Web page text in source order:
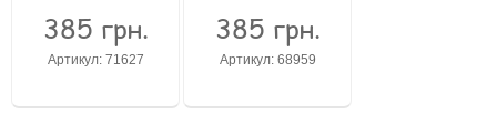
385 грн.
Артикул: 71627
385 грн.
Артикул: 68959